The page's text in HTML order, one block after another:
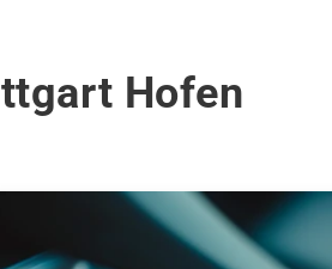
Hofen